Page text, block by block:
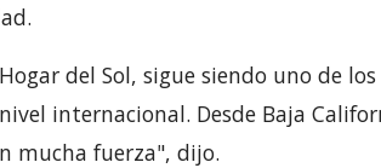
del Sol, sigue siendo uno de
internacional. Desde Baja
mucha fuerza", dijo.